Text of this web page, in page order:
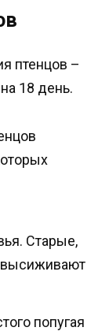
птенцов –
18 день.
Старые,
высиживают
попугая